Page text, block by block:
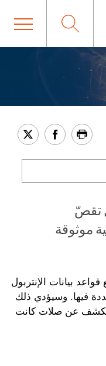
تقصّ
موثوقة
بيانات الإنتربول
فيها. وسيؤدي ذلك
عن صلات كانت